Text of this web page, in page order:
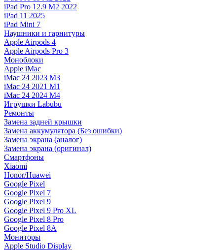
iPad Pro 12.9 M2 2022
iPad 11 2025
iPad Mini 7
Наушники и гарнитуры
Apple Airpods 4
Apple Airpods Pro 3
Моноблоки
Apple iMac
iMac 24 2023 M3
iMac 24 2021 M1
iMac 24 2024 M4
Игрушки Labubu
Ремонты
Замена задней крышки
Замена аккумулятора (Без ошибки)
Замена экрана (аналог)
Замена экрана (оригинал)
Смартфоны
Xiaomi
Honor/Huawei
Google Pixel
Google Pixel 7
Google Pixel 9
Google Pixel 9 Pro XL
Google Pixel 8 Pro
Google Pixel 8A
Мониторы
Apple Studio Display